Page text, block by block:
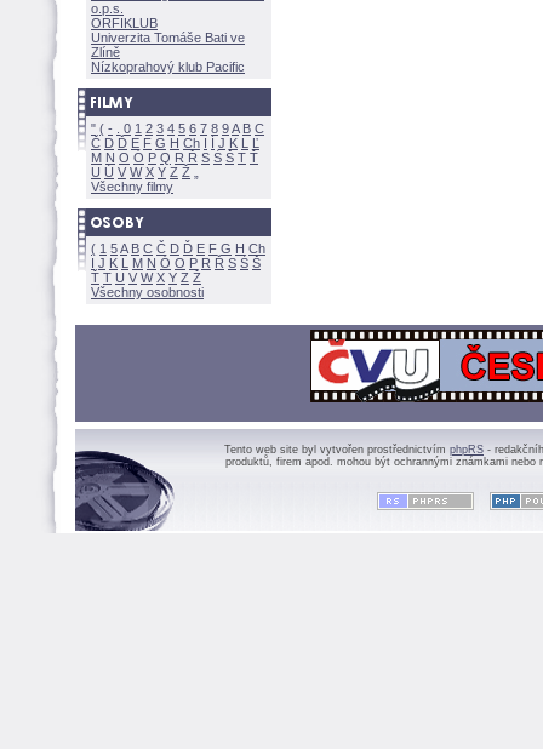
o.p.s.
ORFIKLUB
Univerzita Tomáše Bati ve
Zlíně
Nízkoprahový klub Pacific
" ( - 0 1 2 3 4 5 6 7 8 9A B C
Č D Ď E F G H Ch I Í J K L
Ľ
M N O Ó P Q R Ř S Ś T Ť
U Ú V W X Y Z
Všechny filmy
( 1 5A B C Č D Ď E F G H Ch
I J K L M N Ó O P R Ř S Ś
Ť T U V W X Y Z
Všechny osobnosti
Tento web site byl vytvořen prostřednictvím phpRS -
produktů, firem apod. mohou být ochrannými známkami